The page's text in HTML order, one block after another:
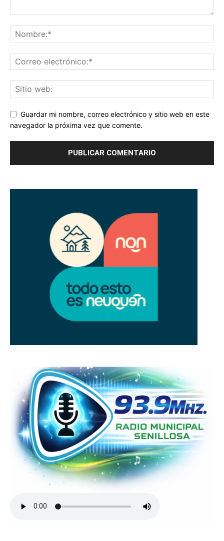
Guardar mi nombre, correo electrónico y sitio web en este
navegador la próxima vez que comente.